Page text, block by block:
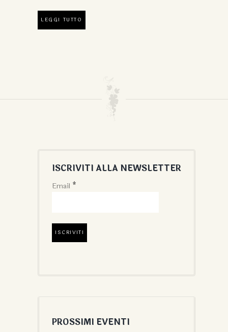
LEGGI TUTTO
ISCRIVITI ALLA NEWSLETTER
Email *
PROSSIMI EVENTI